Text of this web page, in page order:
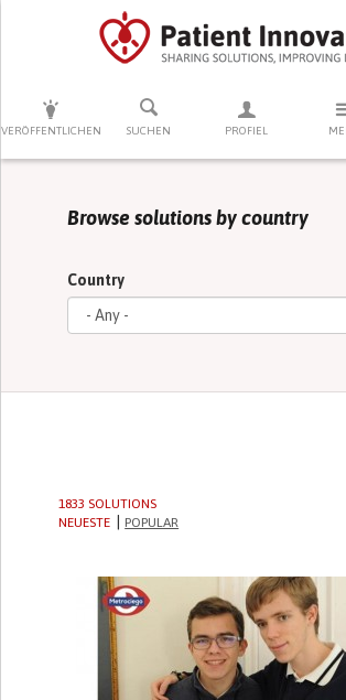
VERÖFFENTLICHEN SUCHEN PROFIEL
DRÜCKEN SIE AUF ENTER UM DIE SUCHE ZU
Browse solutions by country
Country
1833 SOLUTIONS
NEUESTE
POPULAR